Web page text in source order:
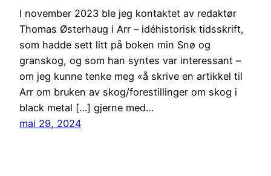
I november 2023 ble jeg kontaktet av redaktør
Thomas Østerhaug i Arr – idéhistorisk tidsskrift,
som hadde sett litt på boken min Snø og
granskog, og som han syntes var interessant –
om jeg kunne tenke meg «å skrive en artikkel til
Arr om bruken av skog/forestillinger om skog i
black metal […] gjerne med…
mai 29, 2024